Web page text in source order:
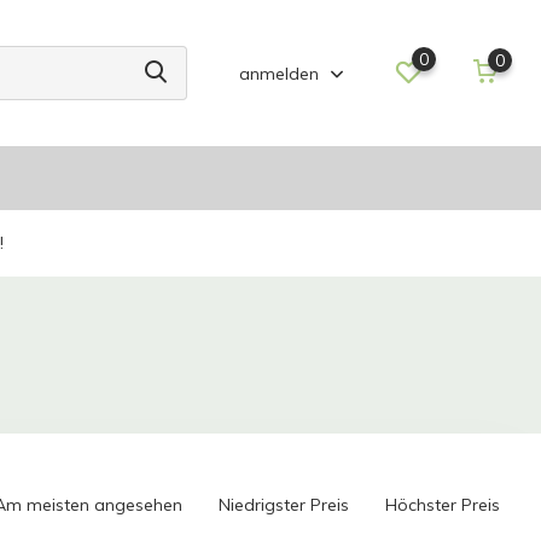
anmelden
0 0
meisten angesehen Niedrigster Preis Höchster Preis